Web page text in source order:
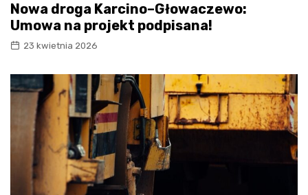
Nowa droga Karcino–Głowaczewo:
Umowa na projekt podpisana!
23 kwietnia 2026